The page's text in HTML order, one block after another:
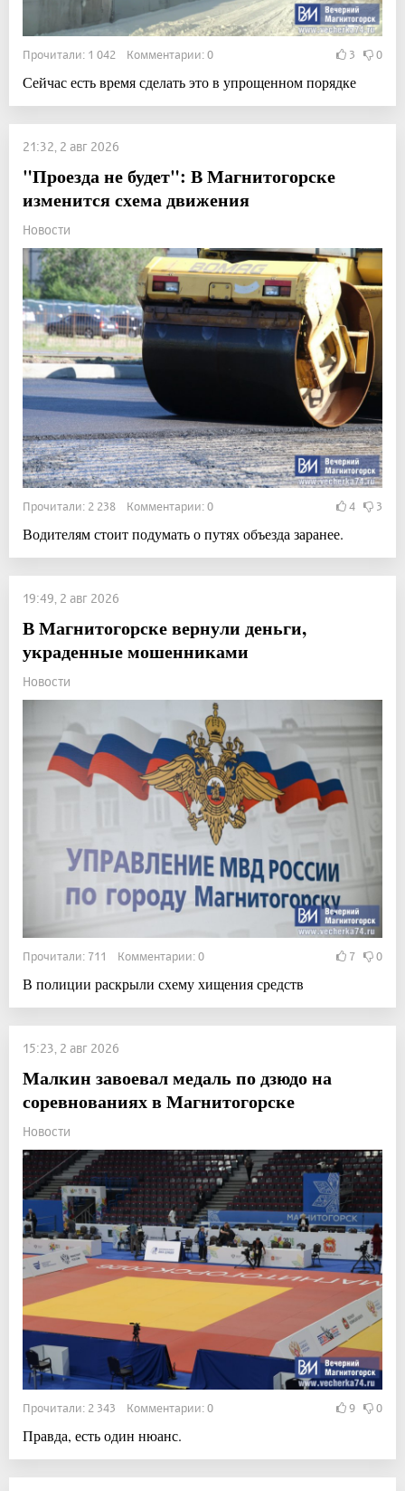
Прочитали: 1 042 Комментарии: 0 3 0
Сейчас есть время сделать это в упрощенном порядке
21:32, 2 авг 2026
"Проезда не будет": В Магнитогорске
изменится схема движения
Новости
Прочитали: 2 238 Комментарии: 0 4 3
Водителям стоит подумать о путях объезда заранее.
19:49, 2 авг 2026
В Магнитогорске вернули деньги,
украденные мошенниками
Новости
Прочитали: 711 Комментарии: 0 7 0
В полиции раскрыли схему хищения средств
15:23, 2 авг 2026
Малкин завоевал медаль по дзюдо на
соревнованиях в Магнитогорске
Новости
Прочитали: 2 343 Комментарии: 0 9 0
Правда, есть один нюанс.